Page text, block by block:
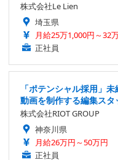
株式会社Le Lien
埼玉県
月給25万1,000円～32
正社員
「ポテンシャル採用」
動画を制作する編集スタ
株式会社RIOT GROUP
神奈川県
月給26万円～50万円
正社員